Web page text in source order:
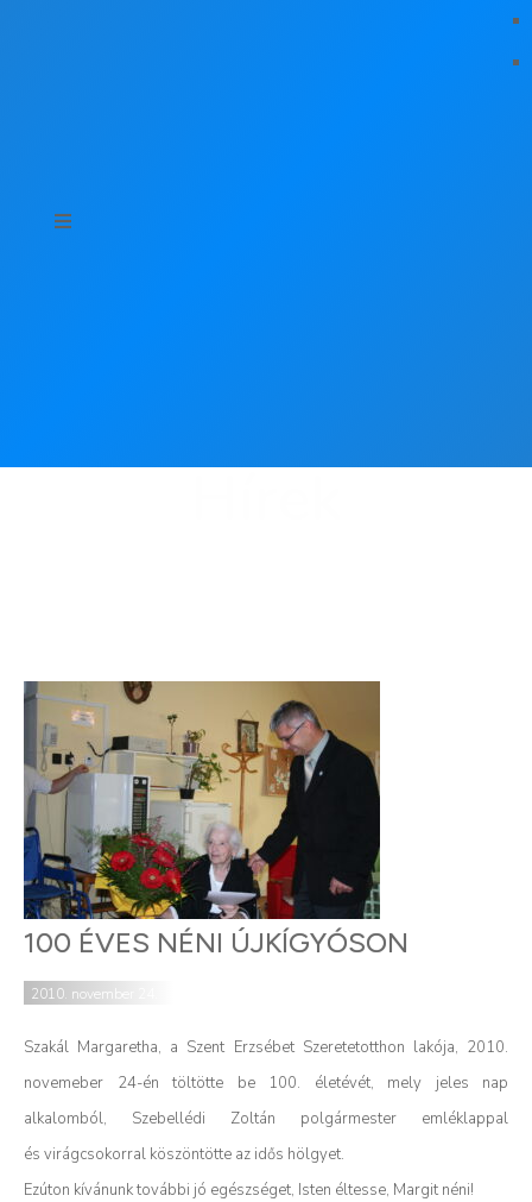
100 ÉVES NÉNI ÚJKÍGYÓSON
2010. november 24.
Szakál Margaretha, a Szent Erzsébet Szeretetotthon lakója, 2010.
novemeber 24-én töltötte be 100. életévét, mely jeles nap
alkalomból, Szebellédi Zoltán polgármester emléklappal
és virágcsokorral köszöntötte az idős hölgyet.
Ezúton kívánunk további jó egészséget, Isten éltesse, Margit néni!